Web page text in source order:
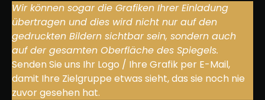
Wir können sogar die Grafiken Ihrer Einladung
übertragen und dies wird nicht nur auf den
gedruckten Bildern sichtbar sein, sondern auch
auf der gesamten Oberfläche des Spiegels.
Senden Sie uns Ihr Logo / Ihre Grafik per E-Mail,
damit Ihre Zielgruppe etwas sieht, das sie noch nie
zuvor gesehen hat.